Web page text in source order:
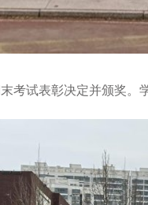
试表彰决定并颁奖。学